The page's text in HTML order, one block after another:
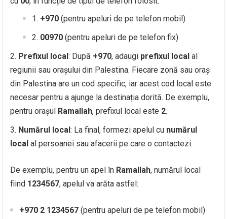
+970 (pentru apeluri de pe telefon mobil)
00970 (pentru apeluri de pe telefon fix)
Prefixul local: După +970, adaugi prefixul local al
regiunii sau orașului din Palestina. Fiecare zonă sau oraș
din Palestina are un cod specific, iar acest cod local este
necesar pentru a ajunge la destinația dorită. De exemplu,
pentru orașul Ramallah, prefixul local este 2.
Numărul local: La final, formezi apelul cu numărul
local al persoanei sau afacerii pe care o contactezi.
De exemplu, pentru un apel în Ramallah, numărul local
fiind 1234567, apelul va arăta astfel:
+970 2 1234567 (pentru apeluri de pe telefon mobil)